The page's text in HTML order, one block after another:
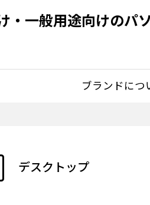
・一般用途向けのパ
ブランドにつ
デスクトップ